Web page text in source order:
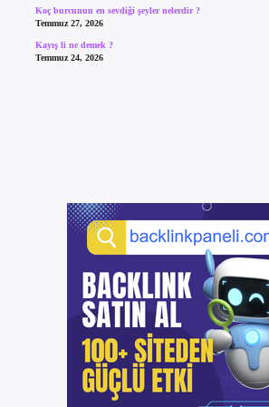
Koç burcunun en sevdiği şeyler nelerdir ?
Temmuz 27, 2026
Kayış li ne demek ?
Temmuz 24, 2026